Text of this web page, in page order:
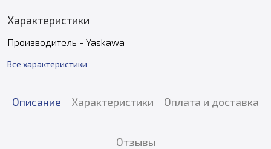
Характеристики
Производитель - Yaskawa
Все характеристики
Описание Характеристики Оплата и доставка
Отзывы